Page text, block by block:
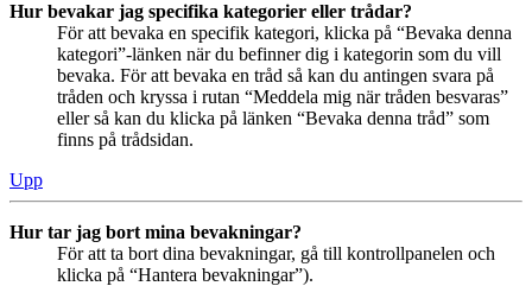
Hur bevakar jag specifika kategorier eller trådar?
För att bevaka en specifik kategori, klicka på “Bevaka denna
kategori”-länken när du befinner dig i kategorin som du vill
bevaka. För att bevaka en tråd så kan du antingen svara på
tråden och kryssa i rutan “Meddela mig när tråden besvaras”
eller så kan du klicka på länken “Bevaka denna tråd” som
finns på trådsidan.
Upp
Hur tar jag bort mina bevakningar?
För att ta bort dina bevakningar, gå till kontrollpanelen och
klicka på “Hantera bevakningar”).